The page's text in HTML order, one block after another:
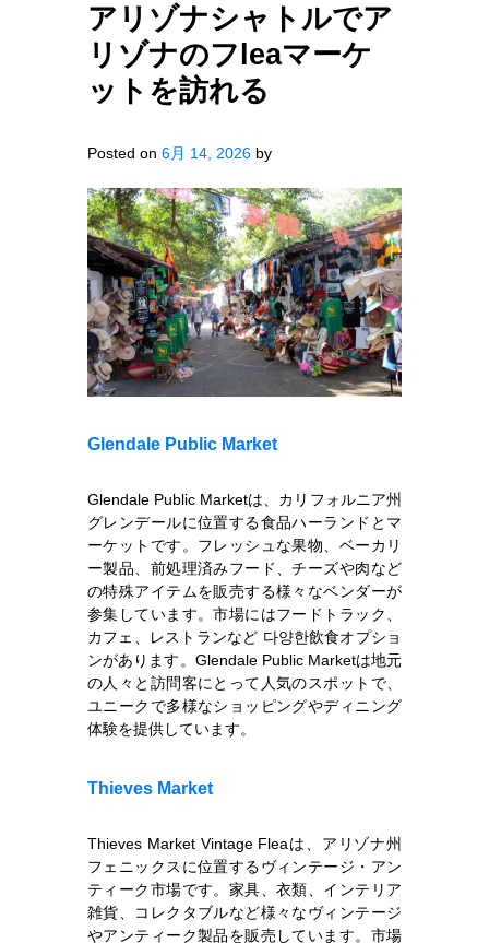
アリゾナシャトルでア
リゾナのフleaマーケ
ットを訪れる
Posted on 6月 14, 2026 by
Glendale Public Market
Glendale Public Marketは、カリフォルニア州
グレンデールに位置する食品ハーランドとマ
ーケットです。フレッシュな果物、ベーカリ
ー製品、前処理済みフード、チーズや肉など
の特殊アイテムを販売する様々なベンダーが
参集しています。市場にはフードトラック、
カフェ、レストランなど 다양한飲食オプショ
ンがあります。Glendale Public Marketは地元
の人々と訪問客にとって人気のスポットで、
ユニークで多様なショッピングやディニング
体験を提供しています。
Thieves Market
Thieves Market Vintage Fleaは、アリゾナ州
フェニックスに位置するヴィンテージ・アン
ティーク市場です。家具、衣類、インテリア
雑貨、コレクタブルなど様々なヴィンテージ
やアンティーク製品を販売しています。市場